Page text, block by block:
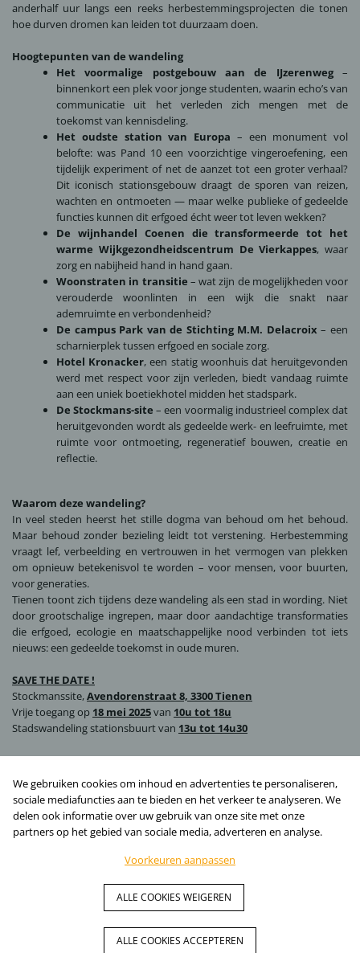
anderhalf uur langs een reeks herbestemmingsprojecten die tonen
hoe durven dromen kan leiden tot duurzaam doen.
Hoogtepunten van de wandeling
Het voormalige postgebouw aan de IJzerenweg–
binnenkort een plek voor jonge studenten, waarin echo’s van
communicatie uit het verleden zich mengen met de
toekomst van kennisdeling.
Het oudste station van Europa – een monument vol
belofte: was Pand 10 een voorzichtige vingeroefening, een
tijdelijk experiment of net de aanzet tot een groter verhaal?
Dit iconisch stationsgebouw draagt de sporen van reizen,
wachten en ontmoeten — maar welke publieke of gedeelde
functies kunnen dit erfgoed écht weer tot leven wekken?
De wijnhandel Coenen die transformeerde tot het
warme Wijkgezondheidscentrum De Vierkappes, waar
zorg en nabijheid hand in hand gaan.
Woonstraten in transitie – wat zijn de mogelijkheden voor
verouderde woonlinten in een wijk die snakt naar
ademruimte en verbondenheid?
De campus Park van de Stichting M.M. Delacroix – een
scharnierplek tussen erfgoed en sociale zorg.
Hotel Kronacker, een statig woonhuis dat heruitgevonden
werd met respect voor zijn verleden, biedt vandaag ruimte
aan een uniek boetiekhotel midden het stadspark.
De Stockmans-site – een voormalig industrieel complex dat
heruitgevonden wordt als gedeelde werk- en leefruimte, met
ruimte voor ontmoeting, regeneratief bouwen, creatie en
reflectie.
Waarom deze wandeling?
In veel steden heerst het stille dogma van behoud om het behoud.
Maar behoud zonder bezieling leidt tot verstening. Herbestemming
vraagt lef, verbeelding en vertrouwen in het vermogen van plekken
om opnieuw betekenisvol te worden – voor mensen, voor buurten,
voor generaties.
Tienen toont zich tijdens deze wandeling als een stad in wording. Niet
door grootschalige ingrepen, maar door aandachtige transformaties
die erfgoed, ecologie en maatschappelijke nood verbinden tot iets
nieuws: een gedeelde toekomst in oude muren.
SAVE THE DATE !
Stockmanssite,Avendorenstraat 8, 3300 Tienen
Vrije toegang op 18 mei 2025van 10u tot 18u
Stadswandeling stationsbuurt van 13u tot 14u30
meer info:
www.herbestemmingsdag.be
© AST77 | Architecten- en ingenieursbureau | BE 0889.549.188. | Volg
ons op
We gebruiken cookies om inhoud en advertenties te personaliseren,
sociale mediafuncties aan te bieden en het verkeer te analyseren. We
delen ook informatie over uw gebruik van onze site met onze
partners op het gebied van sociale media, adverteren en analyse.
Voorkeuren aanpassen
ALLE COOKIES WEIGEREN
ALLE COOKIES ACCEPTEREN